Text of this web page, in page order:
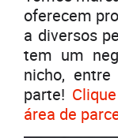
oferecem
a diversos
tem um
nicho,
parte!
área de